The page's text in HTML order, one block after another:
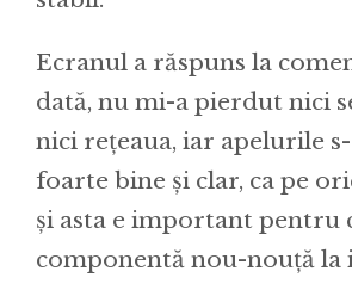
Ecranul a răspuns la
dată, nu mi-a pierdut nici
nici rețeaua, iar apelurile
foarte bine și clar, ca pe
și asta e important pentru
componentă nou-nouță la